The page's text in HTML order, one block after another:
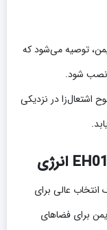
توصیه می‌شود که
اشتعال‌زا در نزدیکی
انتخاب عالی برای
برای فضاهای